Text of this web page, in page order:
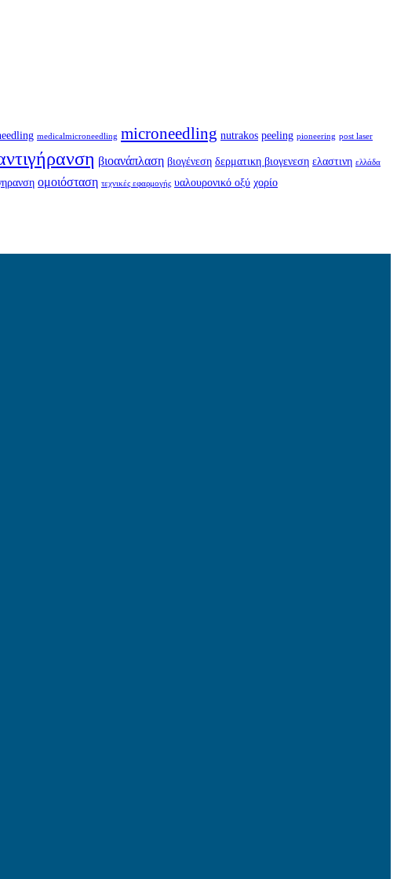
medicalmicroneedling microneedling nutrakos peeling pioneering post laser
βιοανάπλαση βιογένεση δερματικη βιογενεση ελαστινη ελλάδα
ομοιόσταση τεχνικές εφαρμογής υαλουρονικό οξύ χορίο